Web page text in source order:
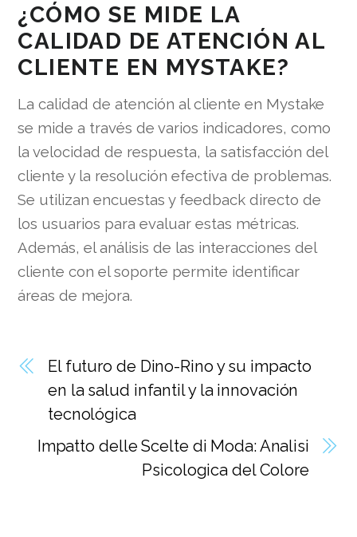
¿CÓMO SE MIDE LA
CALIDAD DE ATENCIÓN AL
CLIENTE EN MYSTAKE?
La calidad de atención al cliente en Mystake
se mide a través de varios indicadores, como
la velocidad de respuesta, la satisfacción del
cliente y la resolución efectiva de problemas.
Se utilizan encuestas y feedback directo de
los usuarios para evaluar estas métricas.
Además, el análisis de las interacciones del
cliente con el soporte permite identificar
áreas de mejora.
El futuro de Dino-Rino y su impacto
en la salud infantil y la innovación
tecnológica
Impatto delle Scelte di Moda: Analisi
Psicologica del Colore